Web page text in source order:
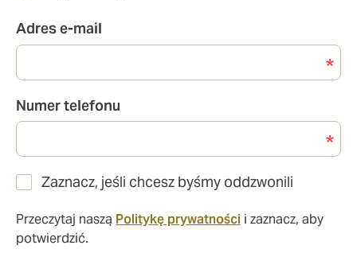
Adres e-mail
Numer telefonu
Zaznacz, jeśli chcesz byśmy oddzwonili
Przeczytaj naszą Politykę prywatności i zaznacz, aby
potwierdzić.